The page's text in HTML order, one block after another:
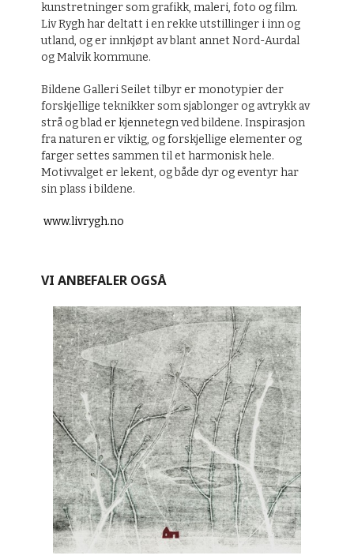
kunstretninger som grafikk, maleri, foto og film.
Liv Rygh har deltatt i en rekke utstillinger i inn og
utland, og er innkjøpt av blant annet Nord-Aurdal
og Malvik kommune.
Bildene Galleri Seilet tilbyr er monotypier der
forskjellige teknikker som sjablonger og avtrykk av
strå og blad er kjennetegn ved bildene. Inspirasjon
fra naturen er viktig, og forskjellige elementer og
farger settes sammen til et harmonisk hele.
Motivvalget er lekent, og både dyr og eventyr har
sin plass i bildene.
www.livrygh.no
VI ANBEFALER OGSÅ